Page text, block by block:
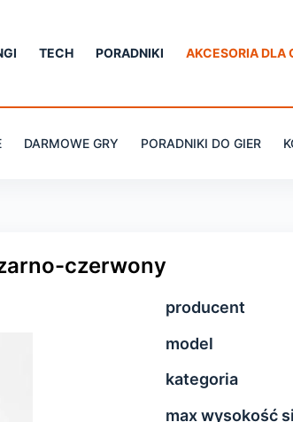
TECH PORADNIKI AKCESORIA DLA
DARMOWE GRY PORADNIKI DO GIER
czerwony
producent
model
kategoria
max wysokość